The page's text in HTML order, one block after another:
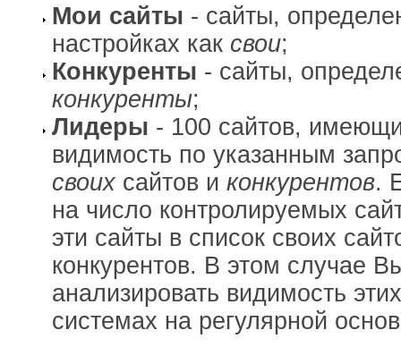
Мои сайты - сайты,
настройках как свои;
Конкуренты - сайты,
конкуренты;
Лидеры - 100 сайтов,
видимость по указанным
своих сайтов и конкурентов.
на число контролируемых
эти сайты в список своих
конкурентов. В этом случае
анализировать видимость
системах на регулярной